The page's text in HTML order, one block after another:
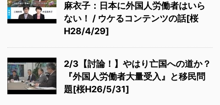
麻衣子：日本に外国人労働者はいら
ない！ / ウケるコンテンツの話[桜
H28/4/29]
2/3【討論！】やはり亡国への道か？
『外国人労働者大量受入』と移民問
題[桜H26/5/31]